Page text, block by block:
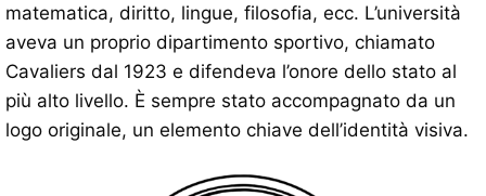
matematica, diritto, lingue, filosofia, ecc. L’università
aveva un proprio dipartimento sportivo, chiamato
Cavaliers dal 1923 e difendeva l’onore dello stato al
più alto livello. È sempre stato accompagnato da un
logo originale, un elemento chiave dell’identità visiva.